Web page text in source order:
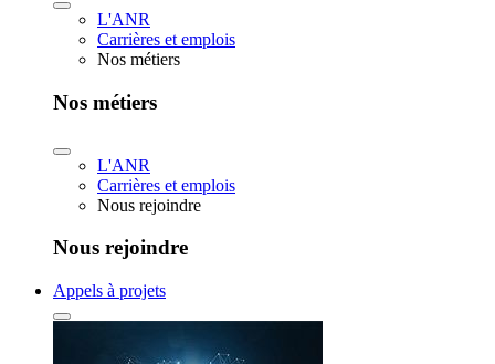
L'ANR
Carrières et emplois
Nos métiers
Nos métiers
L'ANR
Carrières et emplois
Nous rejoindre
Nous rejoindre
Appels à projets